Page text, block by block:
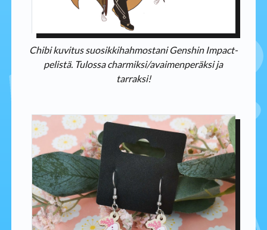
Chibi kuvitus suosikkihahmostani Genshin Impact-
pelistä. Tulossa charmiksi/avaimenperäksi ja
tarraksi!